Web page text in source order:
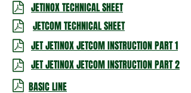
JETINOX TECHNICAL SHEET
JETCOM TECHNICAL SHEET
JET JETINOX JETCOM INSTRUCTION PART 1
JET JETINOX JETCOM INSTRUCTION PART 2
BASIC LINE